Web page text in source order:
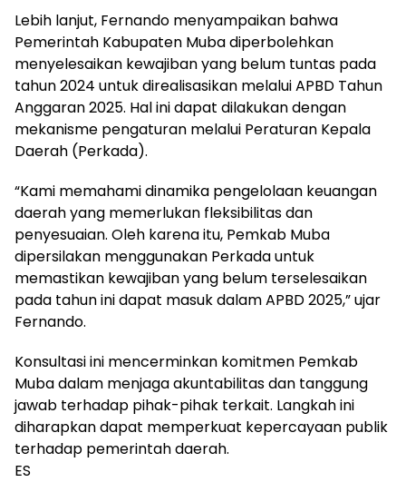
Lebih lanjut, Fernando menyampaikan bahwa
Pemerintah Kabupaten Muba diperbolehkan
menyelesaikan kewajiban yang belum tuntas pada
tahun 2024 untuk direalisasikan melalui APBD Tahun
Anggaran 2025. Hal ini dapat dilakukan dengan
mekanisme pengaturan melalui Peraturan Kepala
Daerah (Perkada).
“Kami memahami dinamika pengelolaan keuangan
daerah yang memerlukan fleksibilitas dan
penyesuaian. Oleh karena itu, Pemkab Muba
dipersilakan menggunakan Perkada untuk
memastikan kewajiban yang belum terselesaikan
pada tahun ini dapat masuk dalam APBD 2025,” ujar
Fernando.
Konsultasi ini mencerminkan komitmen Pemkab
Muba dalam menjaga akuntabilitas dan tanggung
jawab terhadap pihak-pihak terkait. Langkah ini
diharapkan dapat memperkuat kepercayaan publik
terhadap pemerintah daerah.
ES